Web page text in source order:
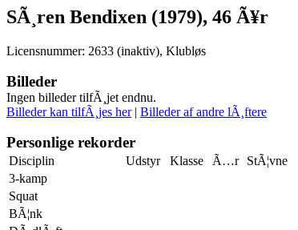
SÃ¸ren Bendixen (1979), 46 Ã¥r
Licensnummer: 2633 (inaktiv), Klubløs
Billeder
Ingen billeder tilfÃ¸jet endnu.
Billeder kan tilfÃ¸jes her| Billeder af andre lÃ¸ftere
Personlige rekorder
Disciplin Udstyr Klasse Ã…r StÃ¦vne
3-kamp
Squat
BÃ¦nk